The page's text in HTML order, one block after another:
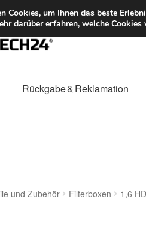
LIEFERUNG ab 6 EUR
Rückgabe & Reklamation
und Zubehör Filterboxen 1,6
Cookies, um Ihnen das beste
darüber erfahren, welche